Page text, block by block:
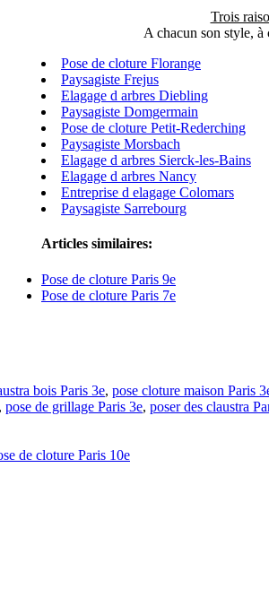
Trois
A chacun son style, à
Pose de cloture Florange
Paysagiste Frejus
Elagage d arbres Diebling
Paysagiste Domgermain
Pose de cloture Petit-Rederching
Paysagiste Morsbach
Elagage d arbres Sierck-les-Bains
Elagage d arbres Nancy
Entreprise d elagage Colomars
Paysagiste Sarrebourg
Articles similaires:
Pose de cloture Paris 9e
Pose de cloture Paris 7e
bois Paris 3e, pose cloture maison Paris
, pose de grillage Paris 3e, poser des claustra
de cloture Paris 10e